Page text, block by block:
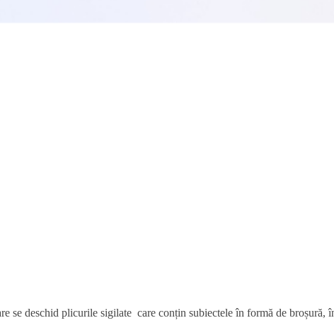
se deschid plicurile sigilate care conțin subiectele în formă de broșură,